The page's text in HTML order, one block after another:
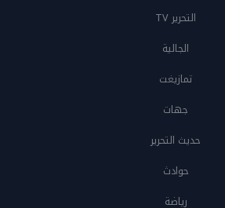
التحرير TV
الجالية
تمازيغت
جهات
حديث التحرير
حوادث
رياضة